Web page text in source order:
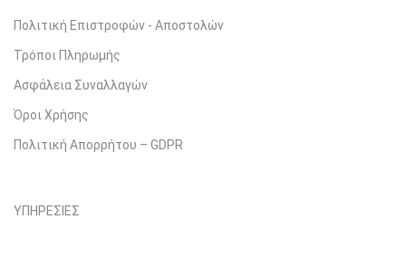
Πολιτική Επιστροφών - Αποστολών
Τρόποι Πληρωμής
Ασφάλεια Συναλλαγών
Όροι Χρήσης
Πολιτική Απορρήτου – GDPR
ΥΠΗΡΕΣΙΕΣ